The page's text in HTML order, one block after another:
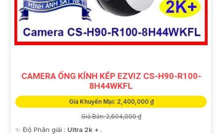
CAMERA ỐNG KÍNH KÉP EZVIZ CS-H90-R100-
8H44WKFL
Giá Khuyến Mại: 2,400,000 ₫
Giá Bán: 2,604,000 ₫
✨ Độ Phân giải : Ultra 2k + .